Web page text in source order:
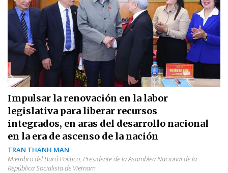
Impulsar la renovación en la labor
legislativa para liberar recursos
integrados, en aras del desarrollo nacional
en la era de ascenso de la nación
TRAN THANH MAN
Miembro del Buró Político, Presidente de la Asamblea Nacional de la
República Socialista de Vietnam